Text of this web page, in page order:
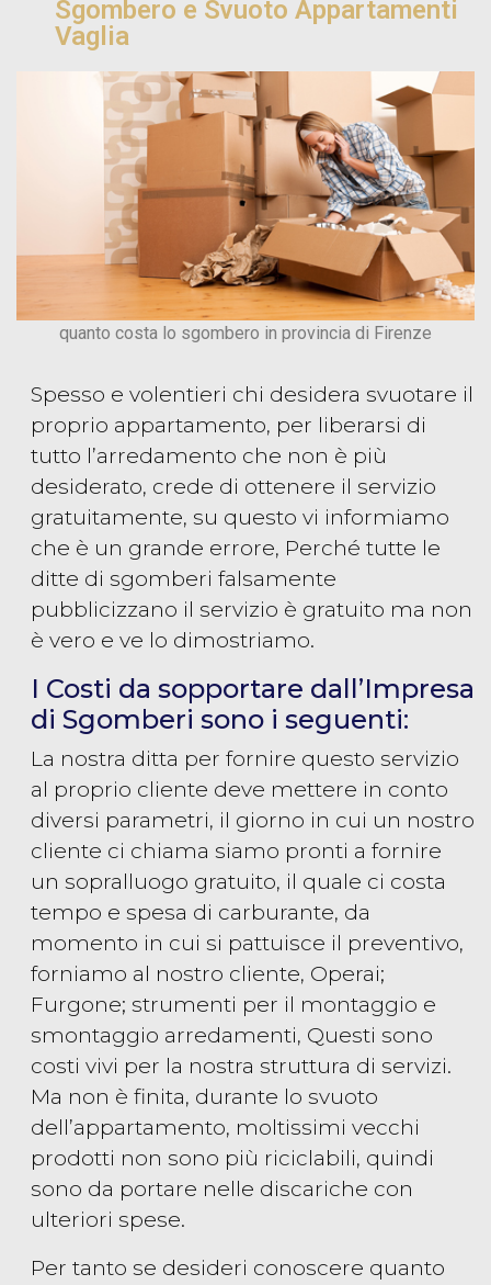
Sgombero e Svuoto Appartamenti
Vaglia
quanto costa lo sgombero in provincia di Firenze
Spesso e volentieri chi desidera svuotare il
proprio appartamento, per liberarsi di
tutto l’arredamento che non è più
desiderato, crede di ottenere il servizio
gratuitamente, su questo vi informiamo
che è un grande errore, Perché tutte le
ditte di sgomberi falsamente
pubblicizzano il servizio è gratuito ma non
è vero e ve lo dimostriamo.
I Costi da sopportare dall’Impresa
di Sgomberi sono i seguenti:
La nostra ditta per fornire questo servizio
al proprio cliente deve mettere in conto
diversi parametri, il giorno in cui un nostro
cliente ci chiama siamo pronti a fornire
un sopralluogo gratuito, il quale ci costa
tempo e spesa di carburante, da
momento in cui si pattuisce il preventivo,
forniamo al nostro cliente, Operai;
Furgone; strumenti per il montaggio e
smontaggio arredamenti, Questi sono
costi vivi per la nostra struttura di servizi.
Ma non è finita, durante lo svuoto
dell’appartamento, moltissimi vecchi
prodotti non sono più riciclabili, quindi
sono da portare nelle discariche con
ulteriori spese.
Per tanto se desideri conoscere quanto